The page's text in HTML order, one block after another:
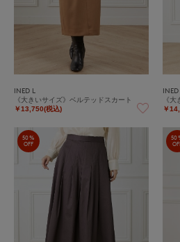
INED L
《大きいサイズ》ベルテッドスカート
￥13,750(税込)
INED
《
￥
50%
OFF